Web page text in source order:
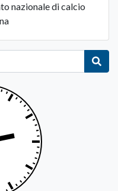
nazionale di calcio